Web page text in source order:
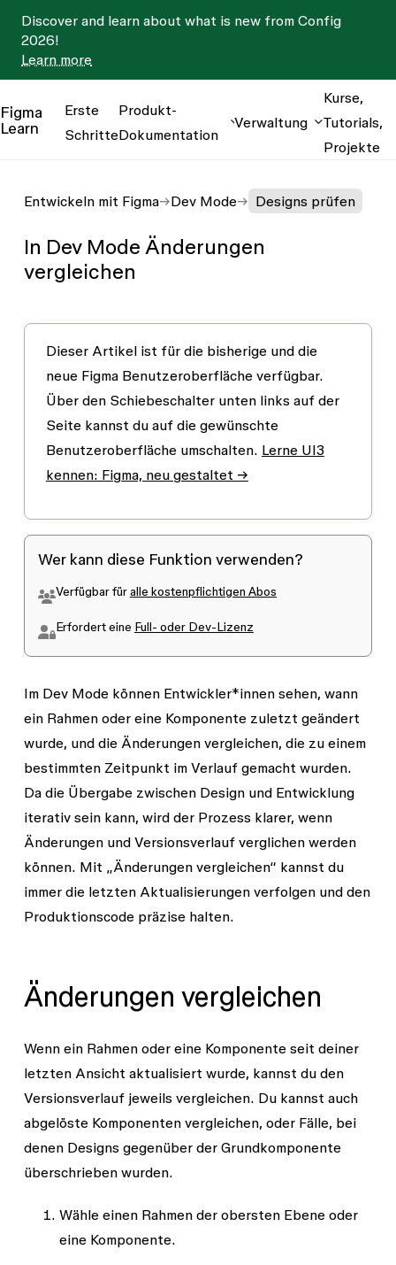
Discover and learn about what is new from Config
2026!
Learn more
Figma
Learn
Erste
Schritte
Produkt-
Dokumentation
Verwaltung
Kurse,
Tutorials,
Projekte
Entwickeln mit Figma Dev Mode Designs prüfen
In Dev Mode Änderungen
vergleichen
Dieser Artikel ist für die bisherigeund die
neue Figma Benutzeroberflächeverfügbar.
Über den Schiebeschalter unten links auf der
Seite kannst du auf die gewünschte
Benutzeroberfläche umschalten. Lerne UI3
kennen: Figma, neu gestaltet →
Wer kann diese Funktion verwenden?
Verfügbar füralle kostenpflichtigen Abos
Erfordert eine Full- oder Dev-Lizenz
Im Dev Mode können Entwickler*innen sehen, wann
ein Rahmen oder eine Komponente zuletzt geändert
wurde, und die Änderungen vergleichen, die zu einem
bestimmten Zeitpunkt im Verlauf gemacht wurden.
Da die Übergabe zwischen Design und Entwicklung
iterativ sein kann, wird der Prozess klarer, wenn
Änderungen und Versionsverlauf verglichen werden
können. Mit „Änderungen vergleichen“ kannst du
immer die letzten Aktualisierungen verfolgen und den
Produktionscode präzise halten.
Änderungen vergleichen
Wenn ein Rahmen oder eine Komponente seit deiner
letzten Ansicht aktualisiert wurde, kannst du den
Versionsverlauf jeweils vergleichen. Du kannst auch
abgelöste Komponenten vergleichen, oder Fälle, bei
denen Designs gegenüber der Grundkomponente
überschrieben wurden.
Wähle einen Rahmen der obersten Ebene oder
eine Komponente.